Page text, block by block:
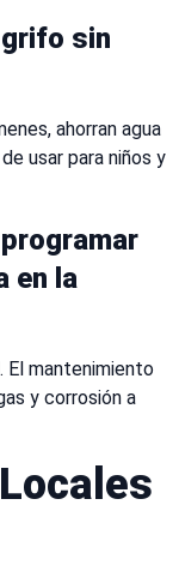
grifo sin
ahorran agua
usar para niños y
en la
El mantenimiento
y corrosión a